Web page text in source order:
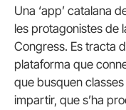
Una ‘app’ catalana
les protagonistes de
Congress. Es tracta
plataforma que
que busquen
impartir, que s’ha